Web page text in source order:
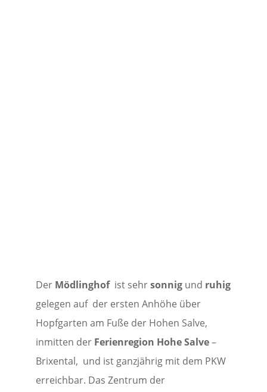
Der Mödlinghofist sehrsonnig und ruhig
gelegen auf der ersten Anhöhe über
Hopfgarten am Fuße der Hohen Salve,
inmitten der Ferienregion Hohe Salve–
Brixental, und ist ganzjährig mit dem PKW
erreichbar. Das Zentrum der